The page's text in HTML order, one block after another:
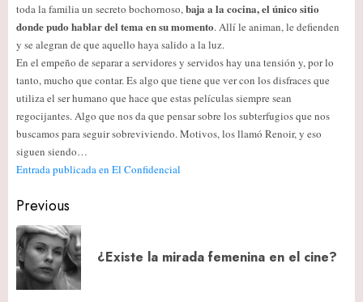
toda la familia un secreto bochornoso,baja a la cocina, el único sitio
donde pudo hablar del tema en su momento. Allí le animan, le defienden
y se alegran de que aquello haya salido a la luz.
En el empeño de separar a servidores y servidos hay una tensión y, por lo
tanto, mucho que contar. Es algo que tiene que ver con los disfraces que
utiliza el ser humano que hace que estas películas siempre sean
regocijantes. Algo que nos da que pensar sobre los subterfugios que nos
buscamos para seguir sobreviviendo. Motivos, los llamó Renoir, y eso
siguen siendo…
Entrada publicada en El Confidencial
Post
navigation
Previous
¿Existe la mirada femenina en el cine?